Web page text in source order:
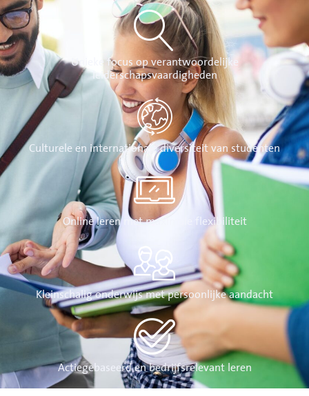
Unieke focus op verantwoordelijke
leiderschapsvaardigheden
Culturele en internationale diversiteit van studenten
Online leren met maximale flexibiliteit
Kleinschalig onderwijs met persoonlijke aandacht
Actiegebaseerd en bedrijfsrelevant leren